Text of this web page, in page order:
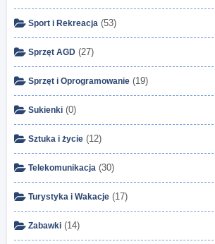
Sport i Rekreacja (53)
Sprzęt AGD (27)
Sprzęt i Oprogramowanie (19)
Sukienki (0)
Sztuka i życie (12)
Telekomunikacja (30)
Turystyka i Wakacje (17)
Zabawki (14)